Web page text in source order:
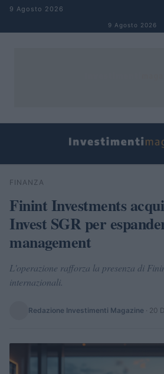
Salta al contenuto
9 Agosto 2026
9 Agosto 2026
Cerca
FINANZA
Finint Investments
Invest SGR per
management
L'operazione rafforza la presenza di
internazionali.
Redazione Investimenti Magazine · 20